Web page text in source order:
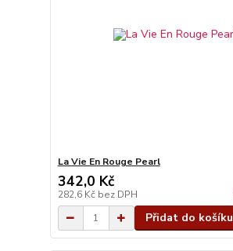
La Vie En Rouge Pearl
342,0 Kč
282,6 Kč bez DPH
Přidat do košíku